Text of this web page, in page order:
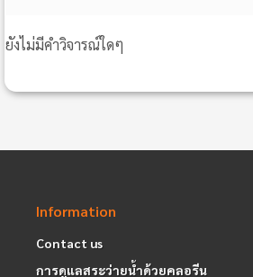
ยังไม่มีคำวิจารณ์ใดๆ
Information
Contact us
การดูแลสระว่ายน้ำด้วยคลอรีน